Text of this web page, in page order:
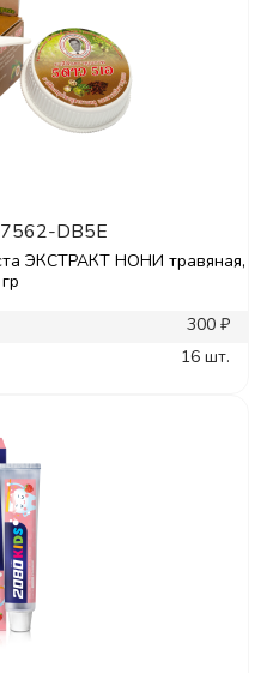
DB5E
ЭКСТРАКТ НОНИ травяная,
300 ₽
16 шт.